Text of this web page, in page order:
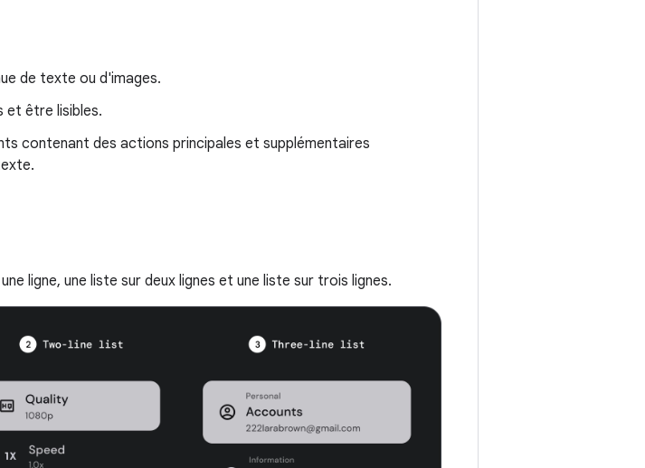
de texte ou d'images.
et être lisibles.
contenant des actions principales et supplémentaires
ligne, une liste sur deux lignes et une liste sur trois lignes.